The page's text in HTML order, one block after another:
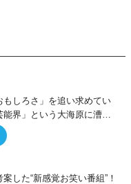
もしろさ」を追い求めてい
能界」という大海原に漕ぎ
シロ人間を発掘する！
した“新感覚お笑い番組”！